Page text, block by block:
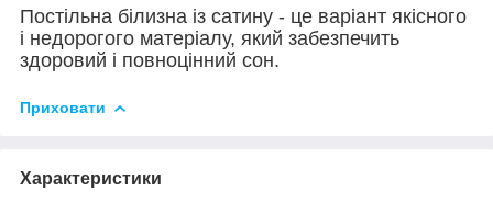
Постільна білизна із сатину - це варіант якісного
і недорогого матеріалу, який забезпечить
здоровий і повноцінний сон.
Приховати
Характеристики